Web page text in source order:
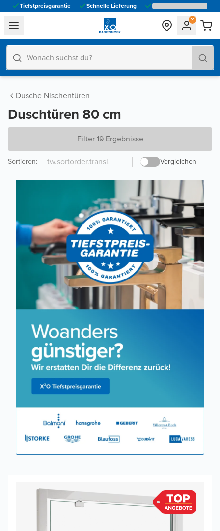
Tiefstpreisgarantie Schnelle Lieferung
general.navigation.toggle_menu.label
Dusche Nischentüren
Duschtüren 80 cm
Filter 19 Ergebnisse
Vergleichen
Sortieren: